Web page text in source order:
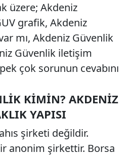
üzere; Akdeniz
grafik, Akdeniz
mı, Akdeniz Güvenlik
Güvenlik iletişim
çok sorunun cevabını
KIMIN? AKDENIZ
YAPISI
şirketi değildir.
anonim şirkettir. Borsa